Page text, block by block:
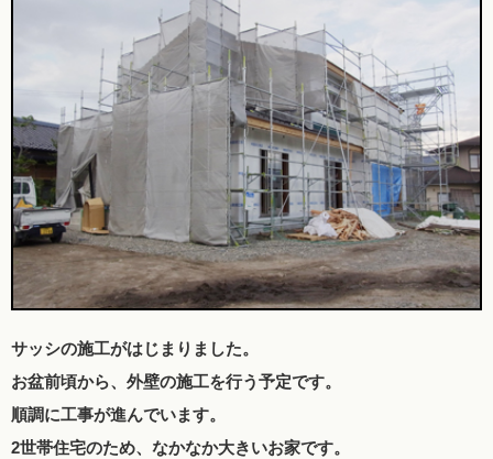
サッシの施工がはじまりました。
お盆前頃から、外壁の施工を行う予定です。
順調に工事が進んでいます。
2世帯住宅のため、なかなか大きいお家です。